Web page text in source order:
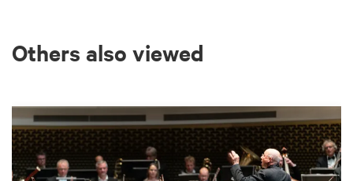
Others also viewed